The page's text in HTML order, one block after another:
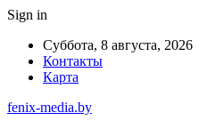
Sign in
Суббота, 8 августа, 2026
Контакты
Карта
fenix-media.by